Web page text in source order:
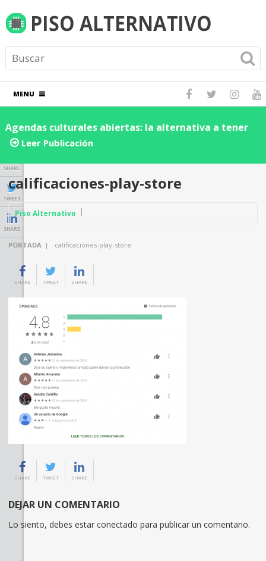
MENU
culturales abiertas: la alternativa a tener
eventos dentro de una red social
Leer Publicación
SHARE
TWEET
SHARE
calificaciones-play-store
Piso Alternativo
PORTADA | calificaciones-play-store
SHARE TWEET SHARE
SHARE TWEET SHARE
DEJAR UN COMENTARIO
Lo siento, debes estar conectado para publicar un comentario.